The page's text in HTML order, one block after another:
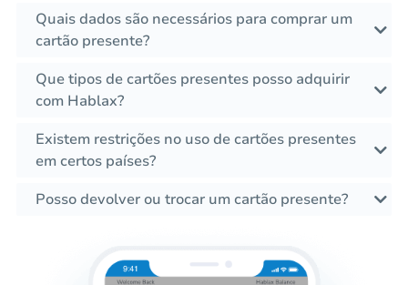
Quais dados são necessários para comprar um
cartão presente?
Que tipos de cartões presentes posso adquirir
com Hablax?
Existem restrições no uso de cartões presentes
em certos países?
Posso devolver ou trocar um cartão presente?